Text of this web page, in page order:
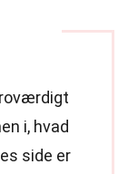
i, hvad
side er